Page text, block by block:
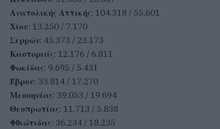
Ανατολικής Αττικής: 104.318 / 55.601
Χίου: 13.250 / 7.170
Σερρών: 45.373 / 23.173
Καστοριάς: 12.176 / 6.811
Φωκίδας: 9.695 / 5.431
Έβρου: 33.814 / 17.270
Μεσσηνίας: 39.053 / 19.694
Θεσπρωτίας: 11.713 / 5.838
Φθιώτιδας: 36.234 / 18.235